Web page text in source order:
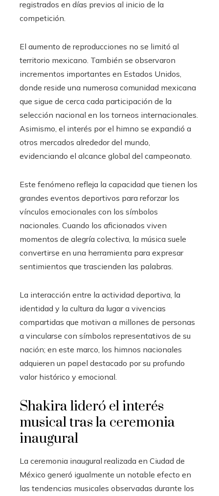
registrados en días previos al inicio de la
competición.
El aumento de reproducciones no se limitó al
territorio mexicano. También se observaron
incrementos importantes en Estados Unidos,
donde reside una numerosa comunidad mexicana
que sigue de cerca cada participación de la
selección nacional en los torneos internacionales.
Asimismo, el interés por el himno se expandió a
otros mercados alrededor del mundo,
evidenciando el alcance global del campeonato.
Este fenómeno refleja la capacidad que tienen los
grandes eventos deportivos para reforzar los
vínculos emocionales con los símbolos
nacionales. Cuando los aficionados viven
momentos de alegría colectiva, la música suele
convertirse en una herramienta para expresar
sentimientos que trascienden las palabras.
La interacción entre la actividad deportiva, la
identidad y la cultura da lugar a vivencias
compartidas que motivan a millones de personas
a vincularse con símbolos representativos de su
nación; en este marco, los himnos nacionales
adquieren un papel destacado por su profundo
valor histórico y emocional.
Shakira lideró el interés
musical tras la ceremonia
inaugural
La ceremonia inaugural realizada en Ciudad de
México generó igualmente un notable efecto en
las tendencias musicales observadas durante los